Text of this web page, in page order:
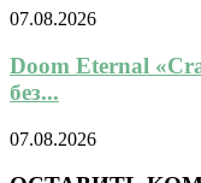
07.08.2026
Doom Eternal
без...
07.08.2026